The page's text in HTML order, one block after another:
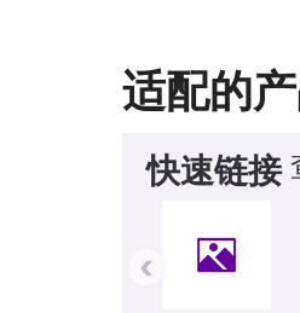
适配的
快速链接
‹